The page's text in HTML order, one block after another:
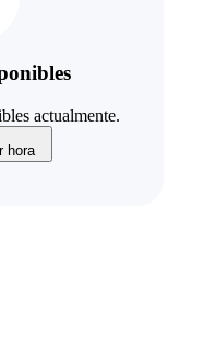
actualmente.
hora